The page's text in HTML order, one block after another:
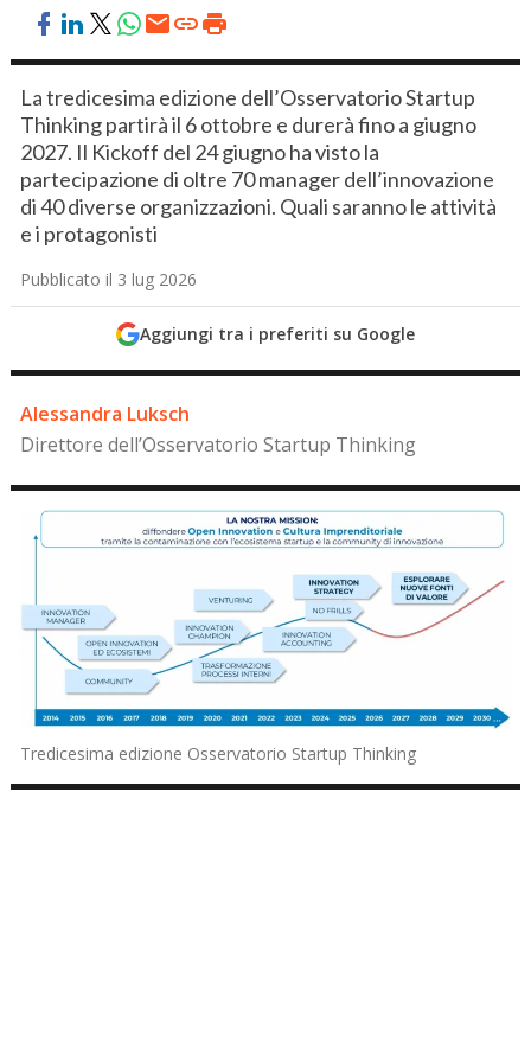
La tredicesima edizione dell’Osservatorio Startup
Thinking partirà il 6 ottobre e durerà fino a giugno
2027. Il Kickoff del 24 giugno ha visto la
partecipazione di oltre 70 manager dell’innovazione
di 40 diverse organizzazioni. Quali saranno le attività
e i protagonisti
Pubblicato il 3 lug 2026
Aggiungi tra i preferiti su Google
Alessandra Luksch
Direttore dell’Osservatorio Startup Thinking
Tredicesima edizione Osservatorio Startup Thinking